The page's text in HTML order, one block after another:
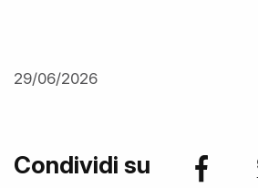
29/06/2026
Condividi su